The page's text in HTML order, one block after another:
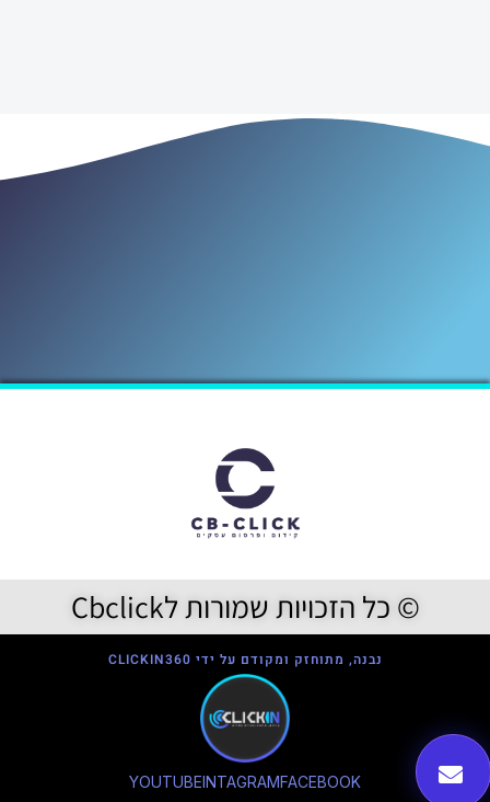
© כל הזכויות שמורות לCbclick
נבנה, מתוחזק ומקודם על ידי CLICKIN360
FACEBOOK
INTAGRAM
YOUTUBE